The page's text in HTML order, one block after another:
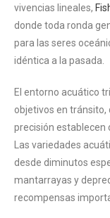
vivencias lineales,
donde toda ronda
para las seres
idéntica a la pasada.
El entorno acuático
objetivos en tránsito,
precisión establecen
Las variedades
desde diminutos
mantarrayas y
recompensas